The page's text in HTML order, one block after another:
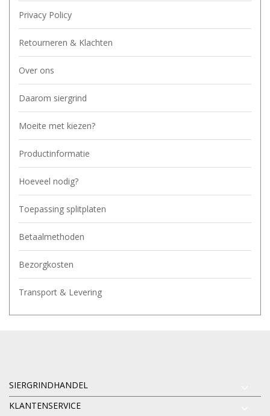
Privacy Policy
Retourneren & Klachten
Over ons
Daarom siergrind
Moeite met kiezen?
Productinformatie
Hoeveel nodig?
Toepassing splitplaten
Betaalmethoden
Bezorgkosten
Transport & Levering
SIERGRINDHANDEL
KLANTENSERVICE